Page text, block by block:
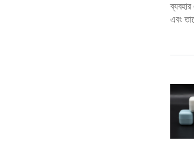
এবং